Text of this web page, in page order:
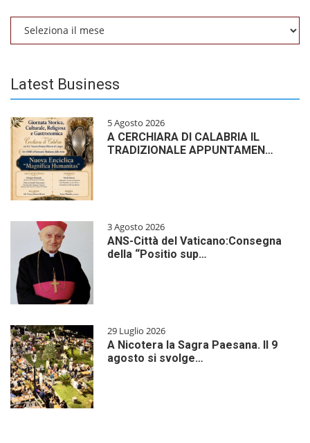
Archivio
Latest Business
5 Agosto 2026
A CERCHIARA DI CALABRIA IL
TRADIZIONALE APPUNTAMEN…
3 Agosto 2026
ANS-Città del Vaticano:Consegna
della “Positio sup…
29 Luglio 2026
A Nicotera la Sagra Paesana. Il 9
agosto si svolge…